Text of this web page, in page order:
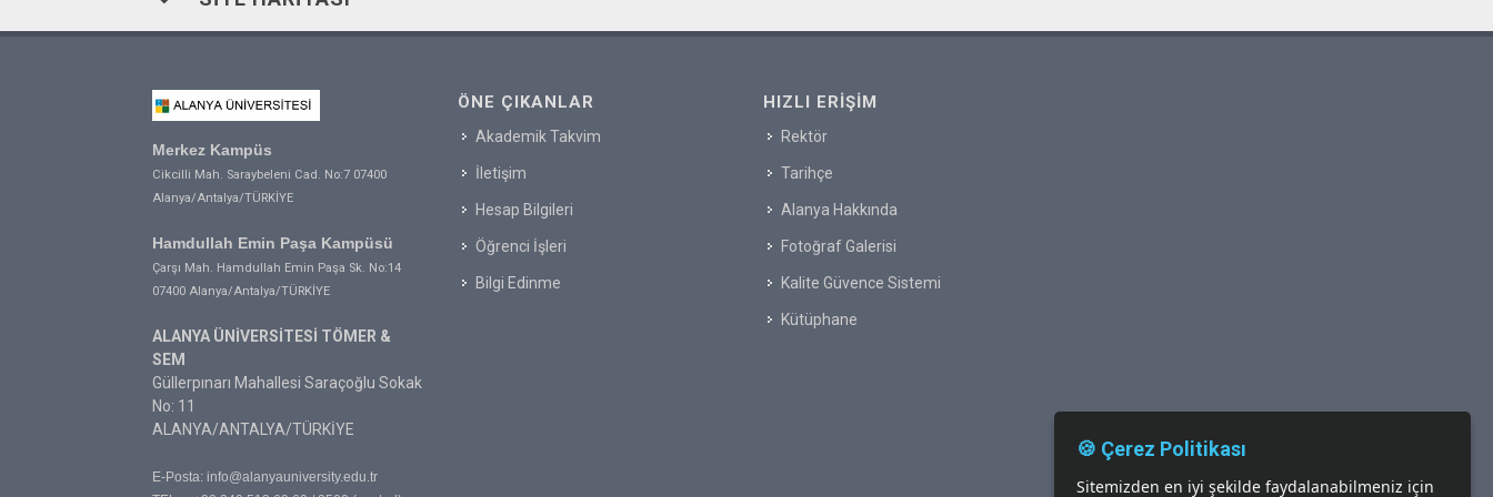
Merkez Kampüs
Cikcilli Mah. Saraybeleni Cad. No:7 07400
Alanya/Antalya/TÜRKİYE
Hamdullah Emin Paşa Kampüsü
Çarşı Mah. Hamdullah Emin Paşa Sk. No:14
07400 Alanya/Antalya/TÜRKİYE
ALANYA ÜNİVERSİTESİ TÖMER &
SEM
Güllerpınarı Mahallesi Saraçoğlu Sokak
No: 11
ALANYA/ANTALYA/TÜRKİYE
E-Posta: info@alanyauniversity.edu.tr
ÖNE ÇIKANLAR
Akademik Takvim
İletişim
Hesap Bilgileri
Öğrenci İşleri
Bilgi Edinme
HIZLI ERIŞIM
Rektör
Tarihçe
Alanya Hakkında
Fotoğraf Galerisi
Kalite Güvence Sistemi
Kütüphane
🍪 Çerez Politikası
Sitemizden en iyi şekilde faydalanabilmeniz için